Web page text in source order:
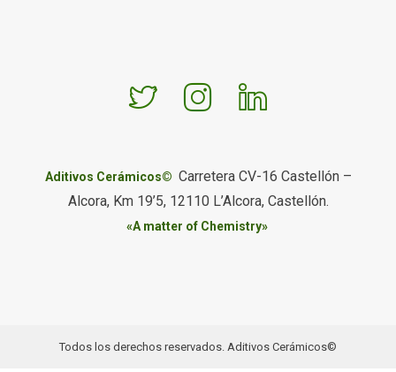
Aditivos Cerámicos© Carretera CV-16 Castellón –
Alcora, Km 19’5, 12110 L’Alcora, Castellón.
«A matter of Chemistry»
Todos los derechos reservados. Aditivos Cerámicos©